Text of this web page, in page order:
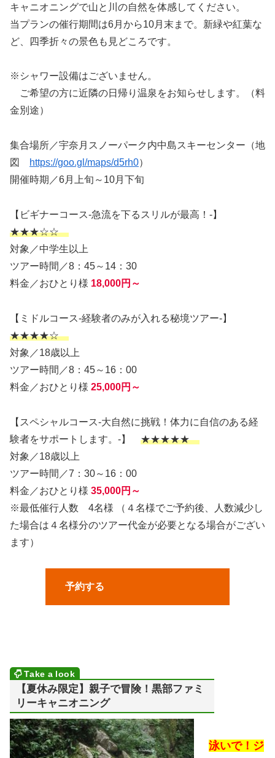
キャニオニングで山と川の自然を体感してください。
当プランの催行期間は6月から10月末まで。新緑や紅葉な
ど、四季折々の景色も見どころです。
※シャワー設備はございません。
ご希望の方に近隣の日帰り温泉をお知らせします。（料
金別途）
集合場所／宇奈月スノーパーク内中島スキーセンター（地
図
https://goo.gl/maps/d5rh0）
開催時期／6月上旬～10月下旬
【ビギナーコース-急流を下るスリルが最高！-】
★★★☆☆
対象／中学生以上
ツアー時間／8：45～14：30
料金／おひとり様 18,000円～
【ミドルコース-経験者のみが入れる秘境ツアー-】
★★★★☆
対象／18歳以上
ツアー時間／8：45～16：00
料金／おひとり様 25,000円～
【スペシャルコース-大自然に挑戦！体力に自信のある経
験者をサポートします。-】 ★★★★★
対象／18歳以上
ツアー時間／7：30～16：00
料金／おひとり様 35,000円～
※最低催行人数 4名様 （４名様でご予約後、人数減少し
た場合は４名様分のツアー代金が必要となる場合がござい
ます）
予約する
【夏休み限定】親子で冒険！黒部ファミ
リーキャニオニング
泳いで！ジ